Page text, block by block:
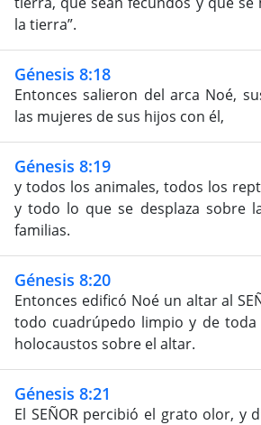
la tierra”.
Génesis 8:18
Entonces salieron del arca Noé,
las mujeres de sus hijos con él,
Génesis 8:19
y todos los animales, todos los
y todo lo que se desplaza sobre
familias.
Génesis 8:20
Entonces edificó Noé un altar al
todo cuadrúpedo limpio y de toda
holocaustos sobre el altar.
Génesis 8:21
El SEÑOR percibió el grato olor, y